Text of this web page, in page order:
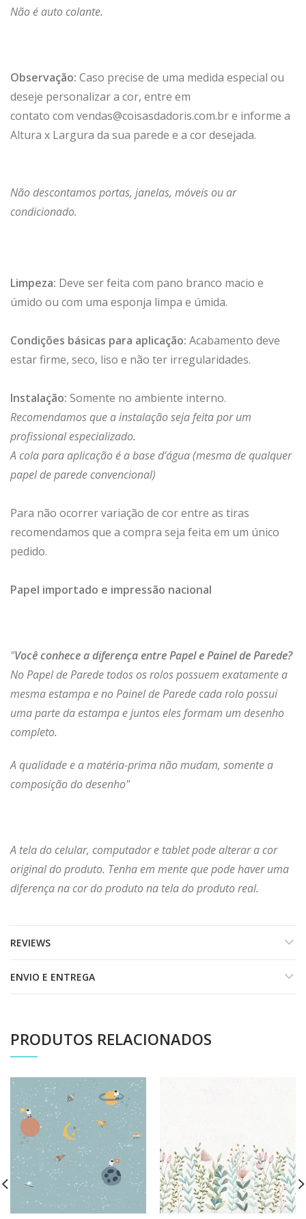
Não é auto colante.
Observação: Caso precise de uma medida especial ou
deseje personalizar a cor, entre em
contato com vendas@coisasdadoris.com.bre informe a
Altura x Largura da sua parede e a cor desejada.
Não descontamos portas, janelas, móveis ou ar
condicionado.
Limpeza: Deve ser feita com pano branco macio e
úmido ou com uma esponja limpa e úmida.
Condições básicas para aplicação: Acabamento deve
estar firme, seco, liso e não ter irregularidades.
Instalação: Somente no ambiente interno.
Recomendamos que a instalação seja feita por um
profissional especializado.
A cola para aplicação é a base d’água (mesma de qualquer
papel de parede convencional)
Para não ocorrer variação de cor entre as tiras
recomendamos que a compra seja feita em um único
pedido.
Papel importado e impressão nacional
"Você conhece a diferença entre Papel e Painel de Parede?
No Papel de Parede todos os rolos possuem exatamente a
mesma estampa e no Painel de Parede cada rolo possui
uma parte da estampa e juntos eles formam um desenho
completo.
A qualidade e a matéria-prima não mudam, somente a
composição do desenho"
A tela do celular, computador e tablet pode alterar a cor
original do produto. Tenha em mente que pode haver uma
diferença na cor do produto na tela do produto real.
REVIEWS
ENVIO E ENTREGA
PRODUTOS RELACIONADOS